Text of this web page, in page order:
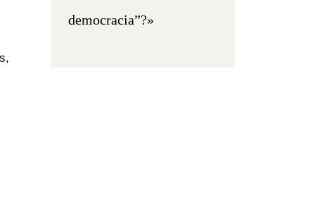
democracia”?»